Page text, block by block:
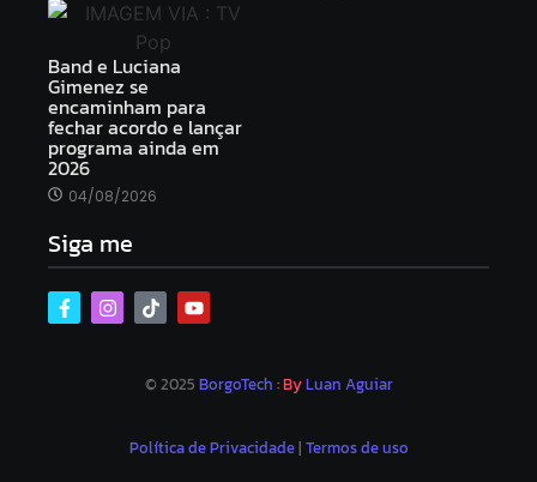
Band e Luciana
Gimenez se
encaminham para
fechar acordo e lançar
programa ainda em
2026
04/08/2026
Siga me
© 2025 BorgoTech : ByLuan Aguiar
Política de Privacidade| Termos de uso